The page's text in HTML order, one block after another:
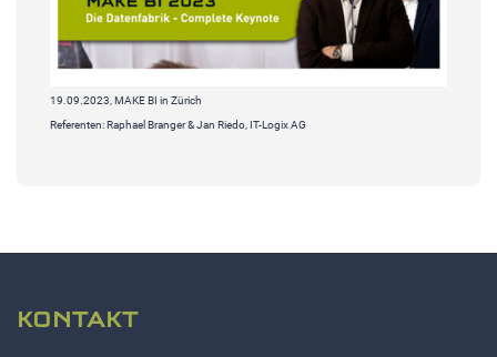
19.09.2023, MAKE BI in Zürich
Referenten: Raphael Branger & Jan Riedo, IT-Logix AG
KONTAKT